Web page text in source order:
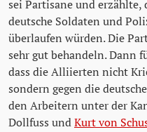
sei Partisane und erzählte,
deutsche Soldaten und
überlaufen würden. Die
sehr gut behandeln. Dann
dass die Alliierten nicht
sondern gegen die
den Arbeitern unter der
Dollfuss undKurt von